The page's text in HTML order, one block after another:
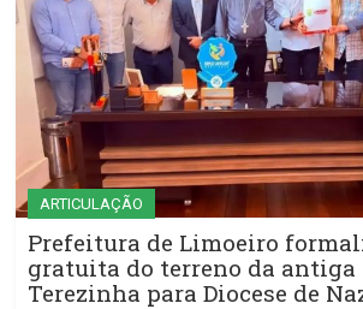
ARTICULAÇÃO
Prefeitura de Limoeiro
gratuita do terreno da antiga
Terezinha para Diocese de